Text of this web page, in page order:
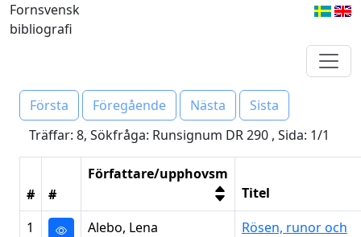
Fornsvensk
bibliografi
Första Föregående Nästa
Sista
Träffar: 8, Sökfråga: Runsignum DR 290 , Sida: 1/1
# #
Författare/upphovsm
Titel
1
Alebo, Lena
Rösen, runor och